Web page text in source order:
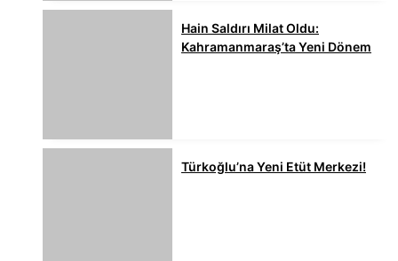
Hain Saldırı Milat Oldu:
Kahramanmaraş’ta Yeni Dönem
Türkoğlu’na Yeni Etüt Merkezi!